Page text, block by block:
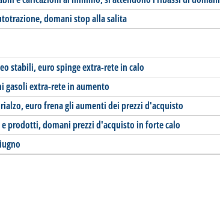
domani stop alla salita
stabili, euro spinge extra-rete in calo
gasoli extra-rete in aumento
euro frena gli aumenti dei prezzi d'acquisto
prodotti, domani prezzi d'acquisto in forte calo